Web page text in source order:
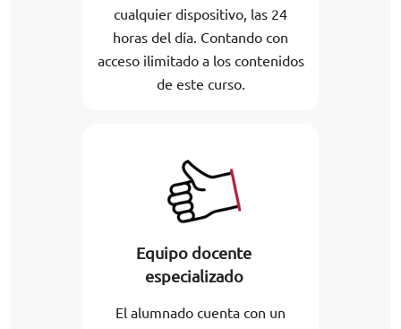
cualquier dispositivo, las 24
horas del día. Contando con
acceso ilimitado a los contenidos
de este curso.
Equipo docente
especializado
El alumnado cuenta con un